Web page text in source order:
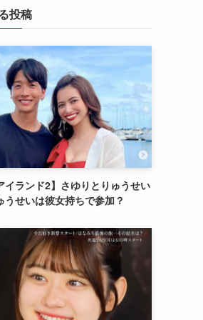
投稿
イランド2】さゆりとりゅうせい
うせいは彼女持ちで参加？